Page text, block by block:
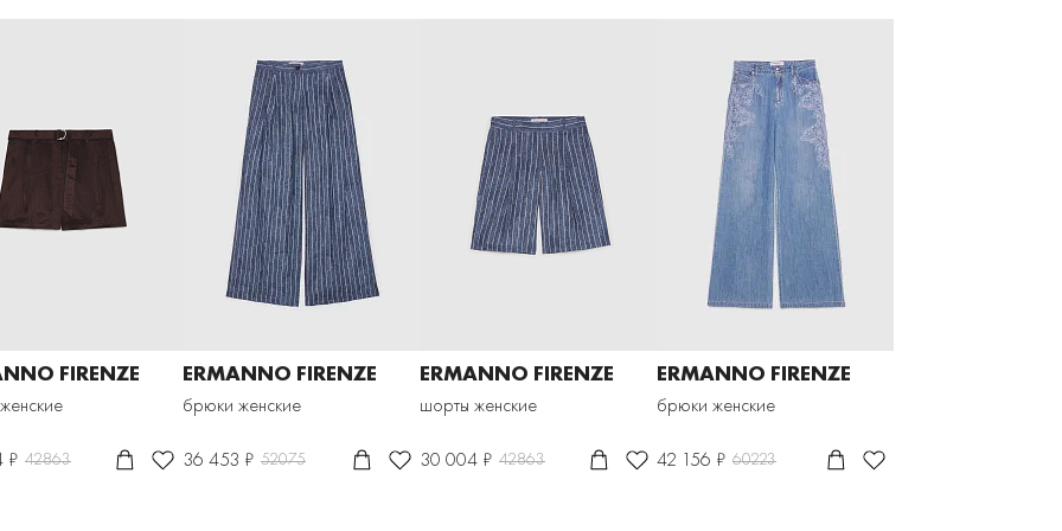
FIRENZE
₽ 42863
ERMANNO FIRENZE
брюки женские
36 453 ₽ 52075
ERMANNO FIRENZE
шорты женские
30 004 ₽ 42863
ERMANNO FIRENZE
брюки женские
42 156 ₽ 60223